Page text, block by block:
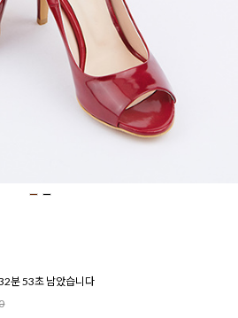
분 50초 남았습니다